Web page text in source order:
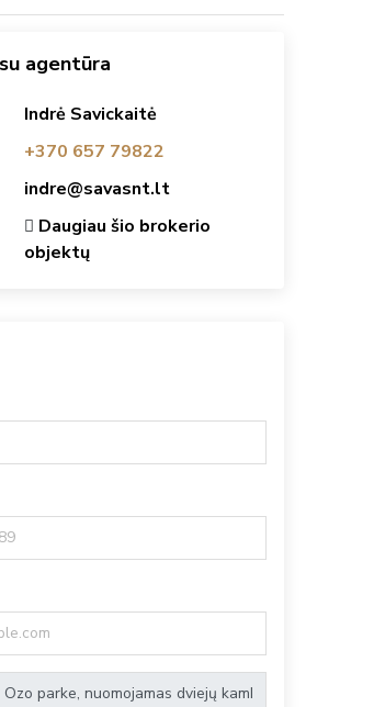
agentūra
Indrė Savickaitė
+370 657 79822
indre@savasnt.lt
Daugiau šio brokerio
objektų